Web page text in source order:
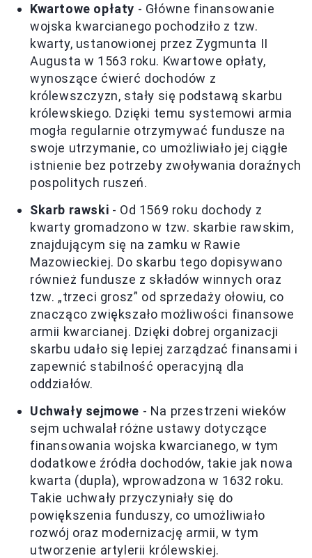
Kwartowe opłaty - Główne finansowanie
wojska kwarcianego pochodziło z tzw.
kwarty, ustanowionej przez Zygmunta II
Augusta w 1563 roku. Kwartowe opłaty,
wynoszące ćwierć dochodów z
królewszczyzn, stały się podstawą skarbu
królewskiego. Dzięki temu systemowi armia
mogła regularnie otrzymywać fundusze na
swoje utrzymanie, co umożliwiało jej ciągłe
istnienie bez potrzeby zwoływania doraźnych
pospolitych ruszeń.
Skarb rawski - Od 1569 roku dochody z
kwarty gromadzono w tzw. skarbie rawskim,
znajdującym się na zamku w Rawie
Mazowieckiej. Do skarbu tego dopisywano
również fundusze z składów winnych oraz
tzw. „trzeci grosz” od sprzedaży ołowiu, co
znacząco zwiększało możliwości finansowe
armii kwarcianej. Dzięki dobrej organizacji
skarbu udało się lepiej zarządzać finansami i
zapewnić stabilność operacyjną dla
oddziałów.
Uchwały sejmowe - Na przestrzeni wieków
sejm uchwalał różne ustawy dotyczące
finansowania wojska kwarcianego, w tym
dodatkowe źródła dochodów, takie jak nowa
kwarta (dupla), wprowadzona w 1632 roku.
Takie uchwały przyczyniały się do
powiększenia funduszy, co umożliwiało
rozwój oraz modernizację armii, w tym
utworzenie artylerii królewskiej.